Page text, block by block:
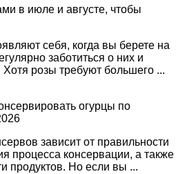
в июле и августе, чтобы
себя, когда вы берете на
заботиться о них и
розы требуют большего ...
огурцы по
зависит от правильности
процесса консервации, а также
продуктов. Но если вы ...